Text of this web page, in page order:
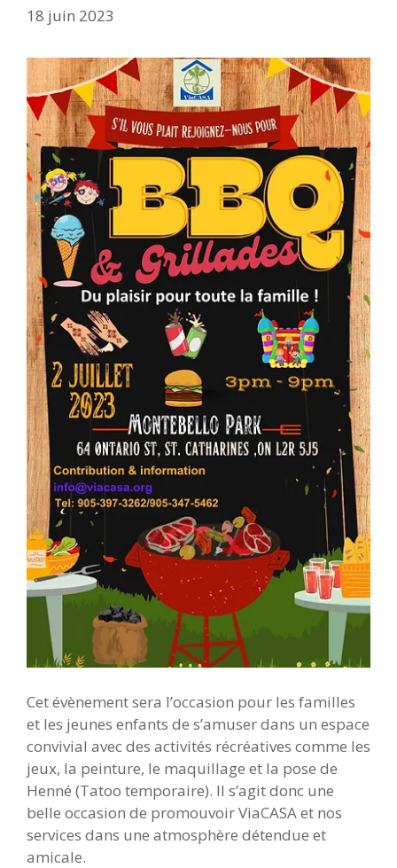
18 juin 2023
Cet évènement sera l’occasion pour les familles
et les jeunes enfants de s’amuser dans un espace
convivial avec des activités récréatives comme les
jeux, la peinture, le maquillage et la pose de
Henné (Tatoo temporaire). Il s’agit donc une
belle occasion de promouvoir ViaCASA et nos
services dans une atmosphère détendue et
amicale.